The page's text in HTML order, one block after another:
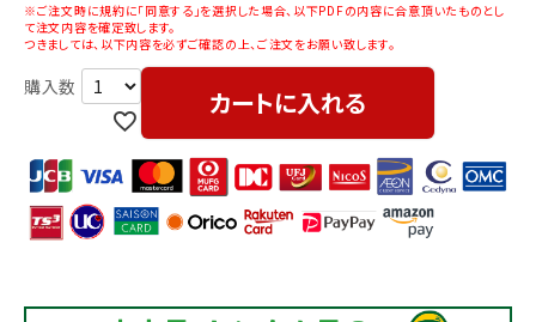
※ご注文時に規約に「同意する」を選択した場合、以下PDFの内容に合意頂いたものとし
て注文内容を確定致します。
つきましては、以下内容を必ずご確認の上、ご注文をお願い致します。
カートに入れる